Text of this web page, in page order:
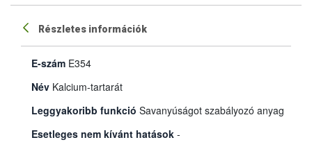
Részletes információk
E-szám E354
Név Kalcium-tartarát
Leggyakoribb funkció Savanyúságot szabályozó anyag
Esetleges nem kívánt hatások -